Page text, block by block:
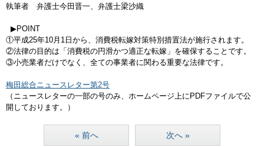
執筆者 弁護士今田晋一、弁護士梁沙織
▶POINT
①平成25年10月1日から、消費税転嫁対策特別措置法が施行されます。
②法律の目的は「消費税の円滑かつ適正な転嫁」を確保することです。
③小売業者だけでなく、全ての事業者に関わる重要な法律です。
梅田総合ニュースレター第2号
（ニュースレターの一部の号のみ、ホームページ上にPDFファイルで公
開しております。）
« 前へ 次へ »